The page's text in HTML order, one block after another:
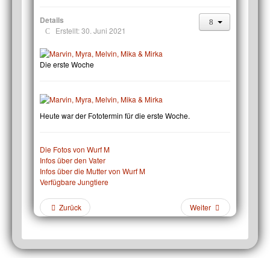
Details
Erstellt: 30. Juni 2021
Die erste Woche
Heute war der Fototermin für die erste Woche.
Die Fotos von Wurf M
Infos über den Vater
Infos über die Mutter von Wurf M
Verfügbare Jungtiere
Zurück Weiter